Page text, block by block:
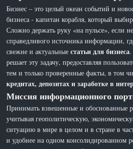
Бизнес – это целый океан событий и
бизнеса - капитан корабля, который
Сложно держать руку «на пульсе», если
справедливого источника информации,
свежие и актуальныестатьи для бизнеса
решает эту задачу, предоставляя
тем и только проверенные факты, в том
кредитах, депозитах и заработке в
Миссия информационного
Принимать взвешенные и обоснованные
учитывая геополитическую,
ситуацию в мире в целом и в стране в
и удобнее на одном консолидированном